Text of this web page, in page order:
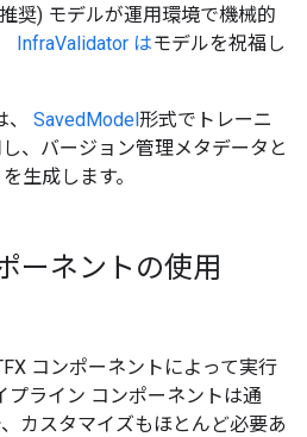
奨) モデルが運用環境で機械的
InfraValidator はモデルを祝福し
SavedModel形式でトレーニ
、バージョン管理メタデータと
生成します。
ーネントの使用
コンポーネントによって実行
プライン コンポーネントは通
カスタマイズもほとんど必要あ